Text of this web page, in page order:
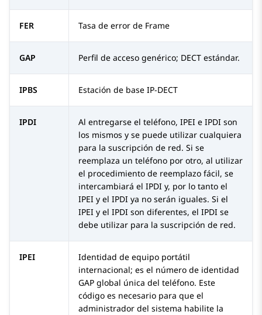
FER Tasa de error de Frame
GAP Perfil de acceso genérico; DECT estándar.
IPBS Estación de base IP-DECT
IPDI
Al entregarse el teléfono, IPEI e IPDI son
los mismos y se puede utilizar cualquiera
para la suscripción de red. Si se
reemplaza un teléfono por otro, al utilizar
el procedimiento de reemplazo fácil, se
intercambiará el IPDI y, por lo tanto el
IPEI y el IPDI ya no serán iguales. Si el
IPEI y el IPDI son diferentes, el IPDI se
debe utilizar para la suscripción de red.
IPEI
Identidad de equipo portátil
internacional; es el número de identidad
GAP global única del teléfono. Este
código es necesario para que el
administrador del sistema habilite la